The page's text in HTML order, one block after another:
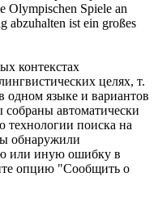
Olympischen Spiele an
abzuhalten ist ein großes
контекстах
целях, т.
одном языке и вариантов
собраны автоматически
поиска на
обнаружили
или иную ошибку в
опцию "Сообщить о